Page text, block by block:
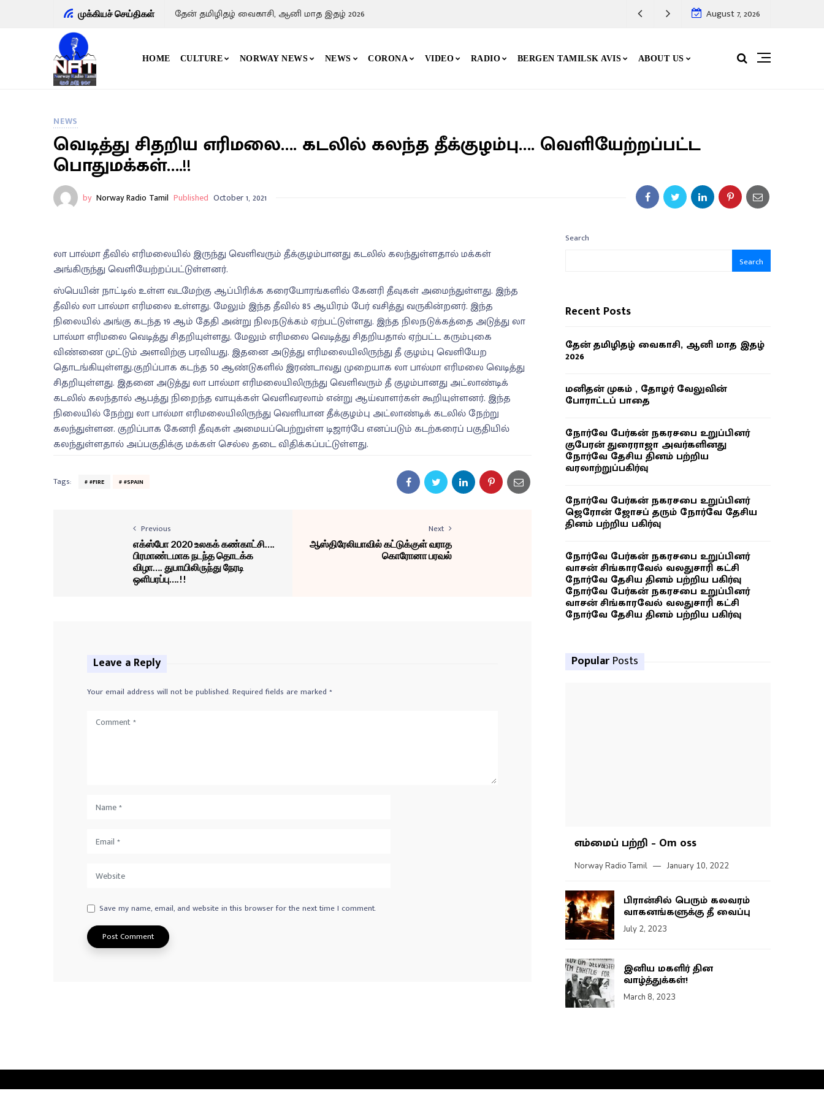
முக்கியச் செய்திகள் தேன் தமிழிதழ் வைகாசி, ஆனி மாத இதழ் 2026 August 7, 2026
HOME CULTURE NORWAY NEWS NEWS CORONA VIDEO RADIO BERGEN TAMILSK AVIS ABOUT US
NEWS
வெடித்து சிதறிய எரிமலை…. கடலில் கலந்த தீக்குழம்பு…. வெளியேற்றப்பட்ட
பொதுமக்கள்….!!
by Norway Radio Tamil Published October 1, 2021
லா பால்மா தீவில் எரிமலையில் இருந்து வெளிவரும் தீக்குழம்பானது கடலில் கலந்துள்ளதால் மக்கள்
அங்கிருந்து வெளியேற்றப்பட்டுள்ளனர்.
ஸ்பெயின் நாட்டில் உள்ள வடமேற்கு ஆப்பிரிக்க கரையோரங்களில் கேனரி தீவுகள் அமைந்துள்ளது. இந்த
தீவில் லா பால்மா எரிமலை உள்ளது. மேலும் இந்த தீவில் 85 ஆயிரம் பேர் வசித்து வருகின்றனர். இந்த
நிலையில் அங்கு கடந்த 19 ஆம் தேதி அன்று நிலநடுக்கம் ஏற்பட்டுள்ளது. இந்த நிலநடுக்கத்தை அடுத்து லா
பால்மா எரிமலை வெடித்து சிதறியுள்ளது. மேலும் எரிமலை வெடித்து சிதறியதால் ஏற்பட்ட கரும்புகை
விண்ணை முட்டும் அளவிற்கு பரவியது. இதனை அடுத்து எரிமலையிலிருந்து தீ குழம்பு வெளியேற
தொடங்கியுள்ளது.குறிப்பாக கடந்த 50 ஆண்டுகளில் இரண்டாவது முறையாக லா பால்மா எரிமலை வெடித்து
சிதறியுள்ளது. இதனை அடுத்து லா பால்மா எரிமலையிலிருந்து வெளிவரும் தீ குழம்பானது அட்லாண்டிக்
கடலில் கலந்தால் ஆபத்து நிறைந்த வாயுக்கள் வெளிவரலாம் என்று ஆய்வாளர்கள் கூறியுள்ளனர். இந்த
நிலையில் நேற்று லா பால்மா எரிமலையிலிருந்து வெளியான தீக்குழம்பு அட்லாண்டிக் கடலில் நேற்று
கலந்துள்ளன. குறிப்பாக கேனரி தீவுகள் அமையப்பெற்றுள்ள டிஜார்பே எனப்படும் கடற்கரைப் பகுதியில்
கலந்துள்ளதால் அப்பகுதிக்கு மக்கள் செல்ல தடை விதிக்கப்பட்டுள்ளது.
Tags: #FIRE #SPAIN
Previous
எக்ஸ்போ 2020 உலகக் கண்காட்சி….
பிரமாண்டமாக நடந்த தொடக்க
விழா…. துபாயிலிருந்து நேரடி
ஒளிபரப்பு….!!
Next
ஆஸ்திரேலியாவில் கட்டுக்குள் வராத
கொரோனா பரவல்
Leave a Reply
Your email address will not be published.Required fields are marked *
Save my name, email, and website in this browser for the next time I comment.
Search
Search
Recent Posts
தேன் தமிழிதழ் வைகாசி, ஆனி மாத இதழ்
2026
மனிதன் முகம் , தோழர் வேலுவின்
போராட்டப் பாதை
நோர்வே பேர்கன் நகரசபை உறுப்பினர்
குபேரன் துரைராஜா அவர்களினது
நோர்வே தேசிய தினம் பற்றிய
வரலாற்றுப்பகிர்வு
நோர்வே பேர்கன் நகரசபை உறுப்பினர்
ஜெரோன் ஜோசப் தரும் நோர்வே தேசிய
தினம் பற்றிய பகிர்வு
நோர்வே பேர்கன் நகரசபை உறுப்பினர்
வாசன் சிங்காரவேல் வலதுசாரி கட்சி
நோர்வே தேசிய தினம் பற்றிய பகிர்வு
நோர்வே பேர்கன் நகரசபை உறுப்பினர்
வாசன் சிங்காரவேல் வலதுசாரி கட்சி
நோர்வே தேசிய தினம் பற்றிய பகிர்வு
Popular Posts
எம்மைப் பற்றி – Om oss
Norway Radio Tamil January 10, 2022
பிரான்சில் பெரும் கலவரம்
வாகனங்களுக்கு தீ வைப்பு
July 2, 2023
இனிய மகளிர் தின
வாழ்த்துக்கள்!
March 8, 2023